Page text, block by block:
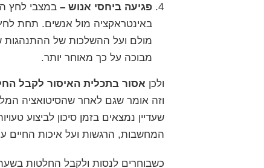
פגיעה ביחסי אנוש –במצבי לחץ
באינטראקציה מול אנשים. תחת
מולם ועל ההשלכות של ההתנהגות
מבוכה על כך מאוחר יותר.
ולכן אסור בתכלית האיסור לקבל
וזה אומר שגם לאחר שהסיטואציה
שעדיין נמצאים בזמן סיכון לביצוע
המחשבות, הרגשות ועל איכות החיים
כשבוחרים לנסות ולקבל החלטות